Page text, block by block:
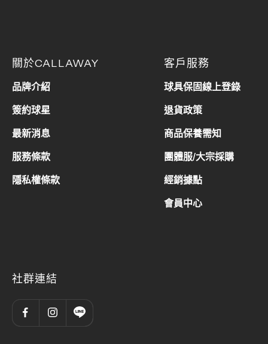
關於CALLAWAY
品牌介紹
簽約球星
最新消息
服務條款
隱私權條款
客戶服務
球具保固線上登錄
退貨政策
商品保養需知
團體服/大宗採購
經銷據點
會員中心
社群連結